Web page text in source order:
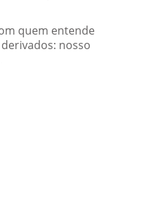
quem entende
nosso